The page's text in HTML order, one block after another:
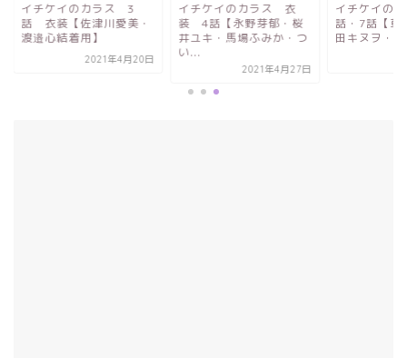
ケイのカラス 3
装【佐津川愛美・
心結着用】
2021年4月20日
イチケイのカラス 衣
装 4話【永野芽郁・桜
井ユキ・馬場ふみか・つ
い...
2021年4月27日
イチケイのカラス
話・7話【草刈民代
田キヌヲ・板谷由夏